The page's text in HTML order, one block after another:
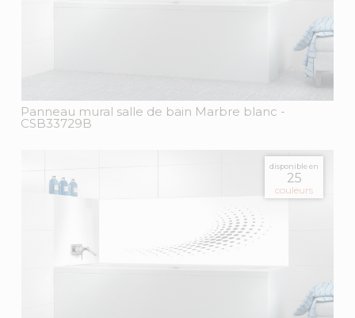
Panneau mural salle de bain Marbre blanc -
CSB33729B
disponible en
25
couleurs